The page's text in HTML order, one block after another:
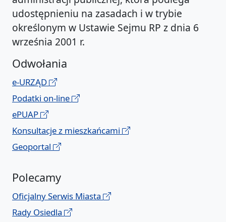
udostępnieniu na zasadach i w trybie
określonym w Ustawie Sejmu RP z dnia 6
września 2001 r.
Odwołania
e-URZĄD
Podatki on-line
ePUAP
Konsultacje z mieszkańcami
Geoportal
Polecamy
Oficjalny Serwis Miasta
Rady Osiedla